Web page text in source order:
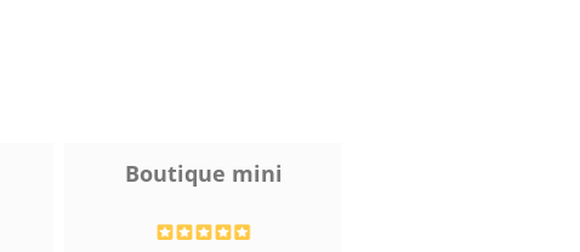
Boutique mini